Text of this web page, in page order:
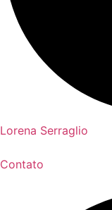
Lorena Serraglio
Contato